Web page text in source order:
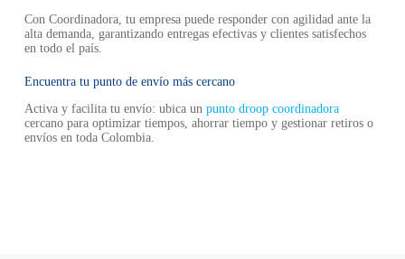
Con Coordinadora, tu empresa puede responder con agilidad ante la
alta demanda, garantizando entregas efectivas y clientes satisfechos
en todo el país.
Encuentra tu punto de envío más cercano
Activa y facilita tu envío: ubica un punto droop coordinadora
cercano para optimizar tiempos, ahorrar tiempo y gestionar retiros o
envíos en toda Colombia.